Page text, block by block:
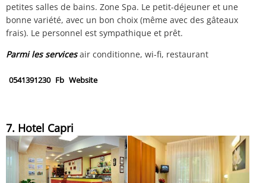
petites salles de bains. Zone Spa. Le petit-déjeuner et une
bonne variété, avec un bon choix (même avec des gâteaux
frais). Le personnel est sympathique et prêt.
Parmi les servicesair conditionne, wi-fi, restaurant
0541391230 Fb Website
7. Hotel Capri